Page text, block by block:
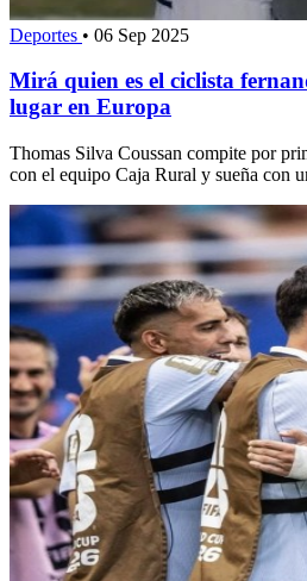
Deportes • 06 Sep 2025
Mirá quien es el ciclista
lugar en Europa
Thomas Silva Coussan compite por
con el equipo Caja Rural y sueña con